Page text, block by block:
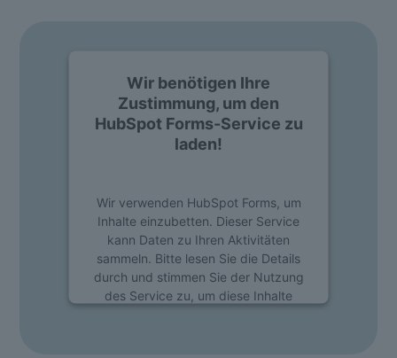
Wir benötigen Ihre
Zustimmung, um den
HubSpot Forms-Service zu
laden!
Wir verwenden HubSpot Forms, um
Inhalte einzubetten. Dieser Service
kann Daten zu Ihren Aktivitäten
sammeln. Bitte lesen Sie die Details
durch und stimmen Sie der Nutzung
des Service zu, um diese Inhalte